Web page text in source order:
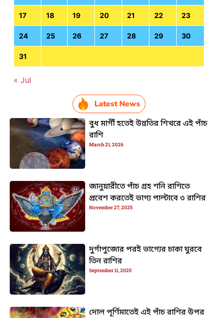
17 18 19 20 21 22 23
24 25 26 27 28 29 30
31
« Jul
Latest News
বুধ মার্গী হতেই উন্নতির শিখরে এই পাঁচ
রাশি
March 21, 2026
জানুয়ারীতে পাঁচ গ্রহ শনি রাশিতে
প্রবেশ করতেই ভাগ্য পাল্টাবে ৩ রাশির
November 27, 2025
দুর্গাপুজোর পরই ভাগ্যের চাকা ঘুরবে
তিন রাশির
September 11, 2025
দোল পূর্ণিমাতেই এই পাঁচ রাশির উপর